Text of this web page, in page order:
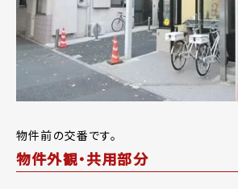
物件前の交番です。
物件外観・共用部分